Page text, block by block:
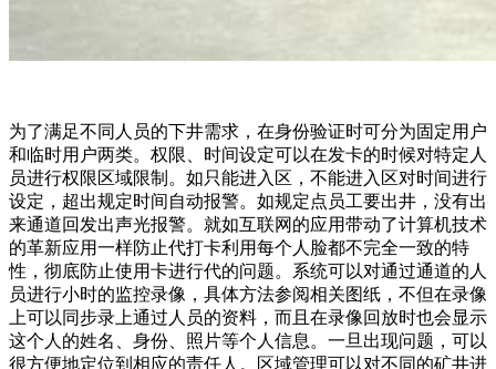
为了满足不同人员的下井需求，在身份验证时可分为固定用户
和临时用户两类。权限、时间设定可以在发卡的时候对特定人
员进行权限区域限制。如只能进入区，不能进入区对时间进行
设定，超出规定时间自动报警。如规定点员工要出井，没有出
来通道回发出声光报警。就如互联网的应用带动了计算机技术
的革新应用一样防止代打卡利用每个人脸都不完全一致的特
性，彻底防止使用卡进行代的问题。系统可以对通过通道的人
员进行小时的监控录像，具体方法参阅相关图纸，不但在录像
上可以同步录上通过人员的资料，而且在录像回放时也会显示
这个人的姓名、身份、照片等个人信息。一旦出现问题，可以
很方便地定位到相应的责任人。区域管理可以对不同的矿井进